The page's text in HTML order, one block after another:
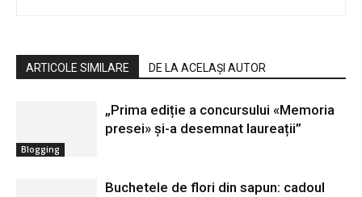
ARTICOLE SIMILARE DE LA ACELAȘI AUTOR
Blogging
„Prima ediție a concursului «Memoria
presei» și-a desemnat laureații”
Buchetele de flori din sapun: cadoul